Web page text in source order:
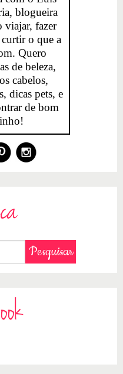
blogueira
viajar, fazer
curtir o que a
Quero
de beleza,
cabelos,
dicas pets, e
de bom